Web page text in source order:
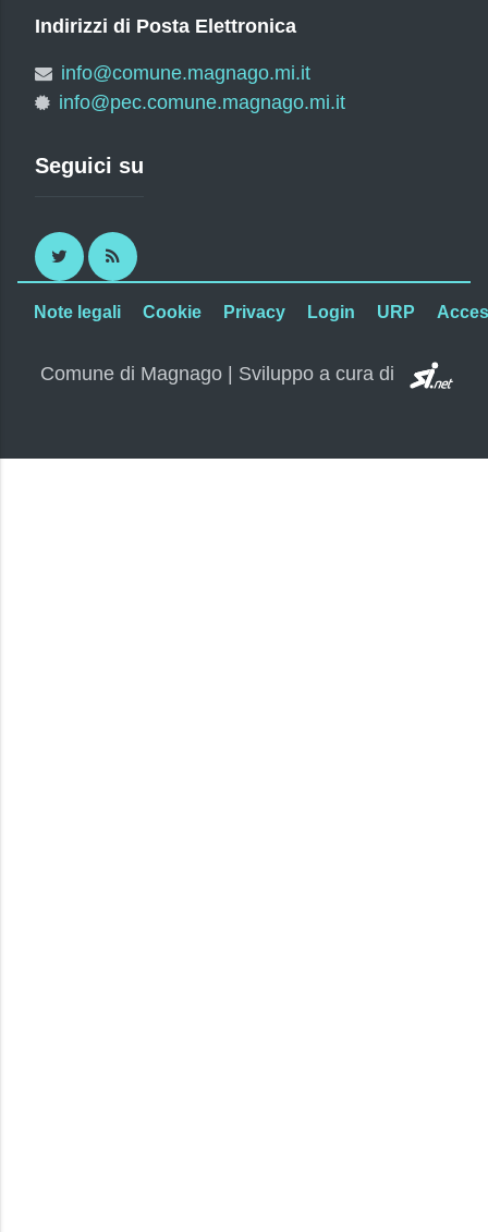
Indirizzi di Posta Elettronica
info@comune.magnago.mi.it
info@pec.comune.magnago.mi.it
Seguici su
Twitter RSS
Note legali Cookie Privacy Login URP
Comune di Magnago | Sviluppo a cura di